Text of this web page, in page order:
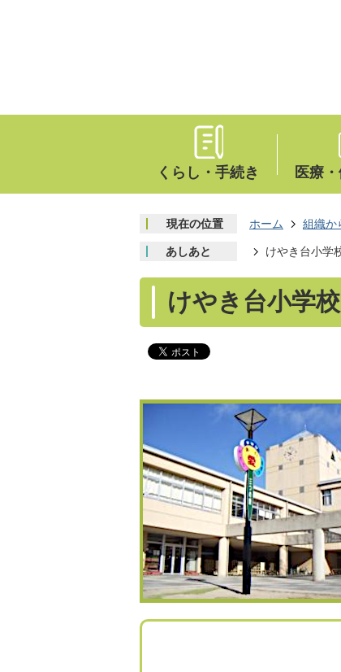
くらし・手続き 医療
現在の位置 ホーム 組織か
あしあと けやき台小学
けやき台小学校